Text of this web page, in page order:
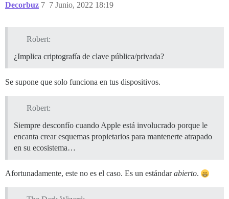
Decorbuz 7 Junio, 2022 18:19
7
Robert:
¿Implica criptografía de clave pública/privada?
Se supone que solo funciona en tus dispositivos.
Robert:
Siempre desconfío cuando Apple está involucrado porque le
encanta crear esquemas propietarios para mantenerte atrapado
en su ecosistema…
Afortunadamente, este no es el caso. Es un estándarabierto.